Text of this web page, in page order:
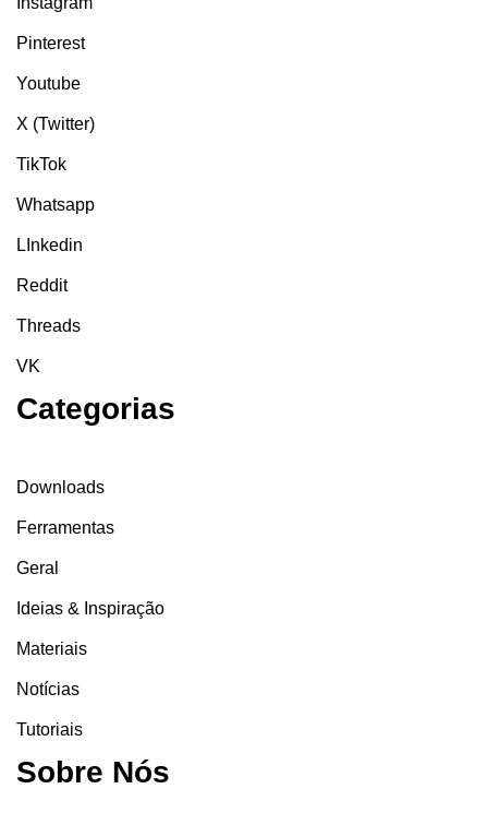
Pinterest
Youtube
X (Twitter)
TikTok
Whatsapp
LInkedin
Reddit
Threads
VK
Categorias
Downloads
Ferramentas
Geral
Ideias & Inspiração
Materiais
Notícias
Tutoriais
Sobre Nós